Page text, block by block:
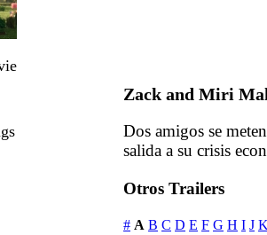
Zack and Miri
Dos amigos se
salida a su crisis
Otros Trailers
# A B C D E F G H I J